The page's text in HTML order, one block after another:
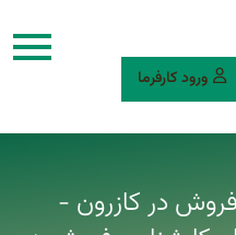
ورود کارفرما
در کازرون -